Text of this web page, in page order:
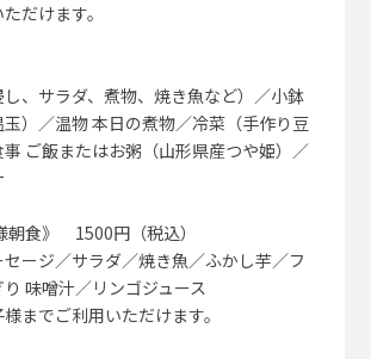
だけます。
、サラダ、煮物、焼き魚など）／小鉢
玉）／温物 本日の煮物／冷菜（手作り豆
ご飯またはお粥（山形県産つや姫）／
朝食》 1500円（税込）
ージ／サラダ／焼き魚／ふかし芋／フ
味噌汁／リンゴジュース
までご利用いただけます。